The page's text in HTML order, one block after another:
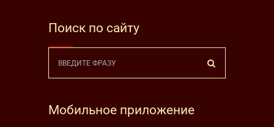
Поиск по сайту
Мобильное приложение